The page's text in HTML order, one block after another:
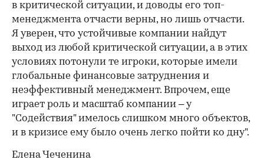
в критической ситуации, и доводы его топ-
менеджмента отчасти верны, но лишь отчасти.
Я уверен, что устойчивые компании найдут
выход из любой критической ситуации, а в этих
условиях потонули те игроки, которые имели
глобальные финансовые затруднения и
неэффективный менеджмент. Впрочем, еще
играет роль и масштаб компании – у
"Содействия" имелось слишком много объектов,
и в кризисе ему было очень легко пойти ко дну".
Елена Чеченина